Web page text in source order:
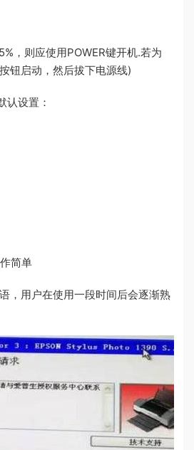
，则应使用POWER键开机.若为
钮启动，然后拔下电源线)
认设置：
简单
，用户在使用一段时间后会逐渐熟